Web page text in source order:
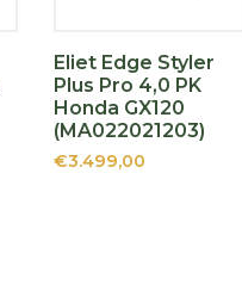
Eliet Edge Styler
Plus Pro 4,0 PK
Honda GX120
(MA022021203)
€3.499,00